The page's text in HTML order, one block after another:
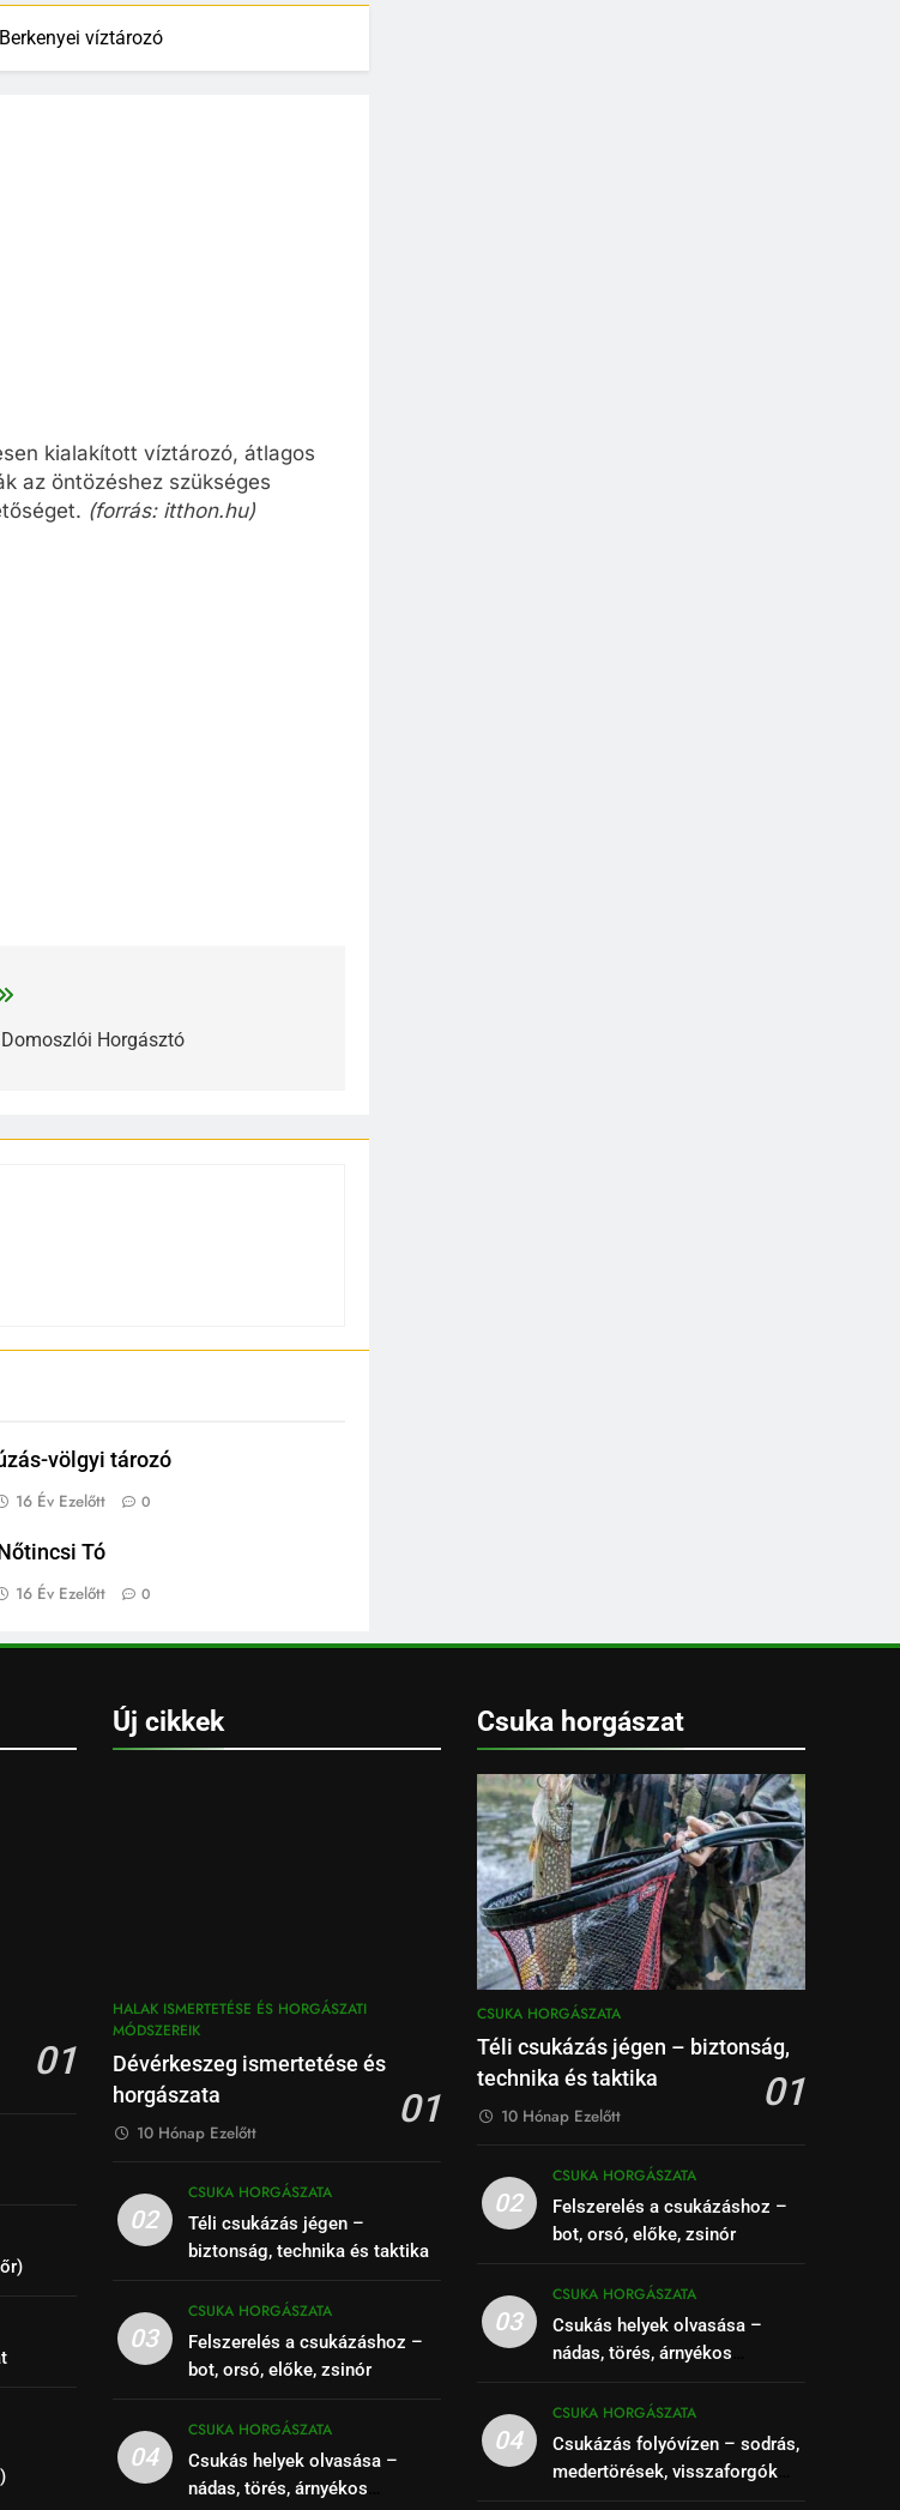
víztározó
kialakított víztározó, átlagos
az öntözéshez szükséges
(forrás: itthon.hu)
Horgásztó
völgyi tározó
16 Év Ezelőtt 0
Tó
16 Év Ezelőtt 0
01
Új cikkek
HALAK ISMERTETÉSE ÉS HORGÁSZATI
MÓDSZEREIK
Dévérkeszeg ismertetése és
horgászata
01
10 Hónap Ezelőtt
02
CSUKA HORGÁSZATA
Téli csukázás jégen –
biztonság, technika és taktika
03
CSUKA HORGÁSZATA
Felszerelés a csukázáshoz –
bot, orsó, előke, zsinór
04
CSUKA HORGÁSZATA
Csukás helyek olvasása –
nádas, törés, árnyékos
Csuka horgászat
CSUKA HORGÁSZATA
Téli csukázás jégen – biztonság,
technika és taktika
01
10 Hónap Ezelőtt
02
CSUKA HORGÁSZATA
Felszerelés a csukázáshoz –
bot, orsó, előke, zsinór
03
CSUKA HORGÁSZATA
Csukás helyek olvasása –
nádas, törés, árnyékos
04
CSUKA HORGÁSZATA
Csukázás folyóvízen – sodrás,
medertörések, visszaforgók